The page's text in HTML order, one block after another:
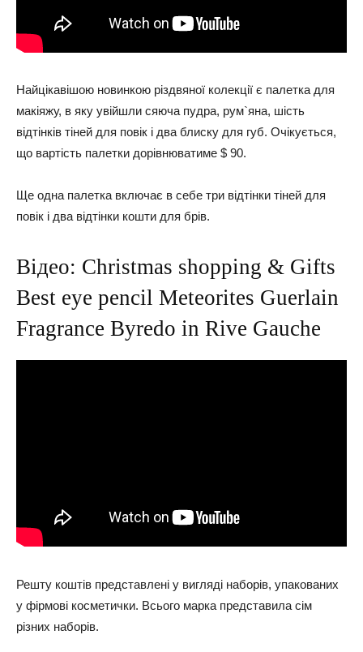
Найцікавішою новинкою різдвяної колекції є палетка для
макіяжу, в яку увійшли сяюча пудра, рум`яна, шість
відтінків тіней для повік і два блиску для губ. Очікується,
що вартість палетки дорівнюватиме $ 90.
Ще одна палетка включає в себе три відтінки тіней для
повік і два відтінки кошти для брів.
Відео: Christmas shopping & Gifts
Best eye pencil Meteorites Guerlain
Fragrance Byredo in Rive Gauche
Решту коштів представлені у вигляді наборів, упакованих
у фірмові косметички. Всього марка представила сім
різних наборів.